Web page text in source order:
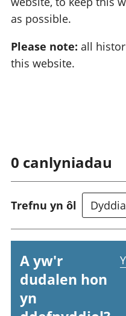
as possible.
Please note: all
this website.
0 canlyniadau
Trefnu yn ôl
A yw'r
dudalen hon
yn